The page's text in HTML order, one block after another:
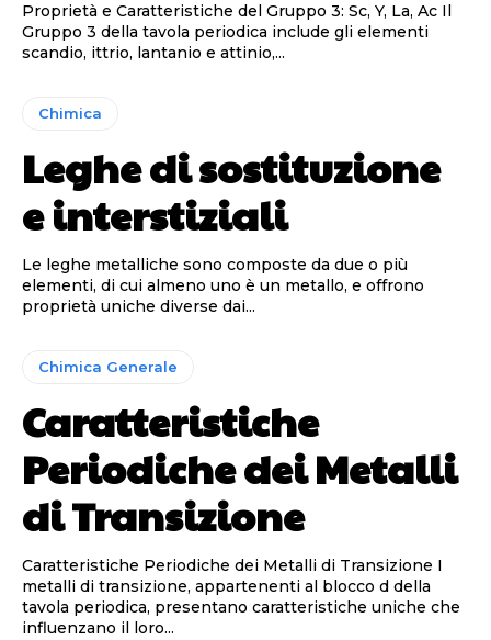
Proprietà e Caratteristiche del Gruppo 3: Sc, Y, La, Ac Il
Gruppo 3 della tavola periodica include gli elementi
scandio, ittrio, lantanio e attinio,...
Chimica
Leghe di sostituzione
e interstiziali
Le leghe metalliche sono composte da due o più
elementi, di cui almeno uno è un metallo, e offrono
proprietà uniche diverse dai...
Chimica Generale
Caratteristiche
Periodiche dei Metalli
di Transizione
Caratteristiche Periodiche dei Metalli di Transizione I
metalli di transizione, appartenenti al blocco d della
tavola periodica, presentano caratteristiche uniche che
influenzano il loro...